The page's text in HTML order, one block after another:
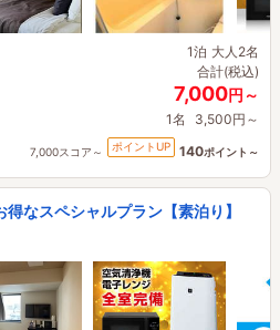
1泊 大人2名
合計(税込)
7,000円～
1名 3,500円～
7,000スコア～ ポイントUP 140ポイント～
得なスペシャルプラン【素泊り】